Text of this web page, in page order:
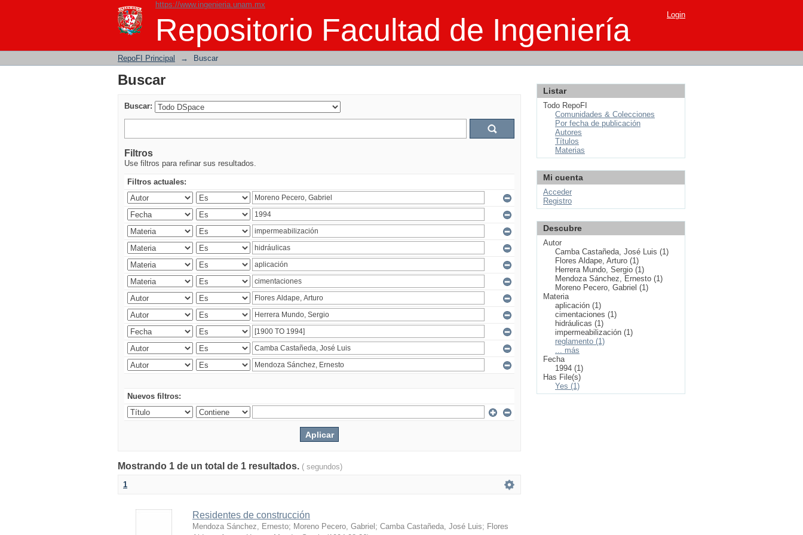
https://www.ingenieria.unam.mx
Repositorio Facultad de Ingeniería
Buscar Login
RepoFI Principal → Buscar
Buscar
Buscar:
Filtros
Use filtros para refinar sus resultados.
Filtros actuales:
Nuevos filtros:
Mostrando 1 de un total de 1 resultados. ( segundos)
1
Residentes de construcción
Mendoza Sánchez, Ernesto; Moreno Pecero, Gabriel ; Camba Castañeda, José Luis; Flores
Listar
Todo RepoFI
Comunidades & Colecciones
Por fecha de publicación
Autores
Títulos
Materias
Mi cuenta
Acceder
Registro
Descubre
Autor
Camba Castañeda, José Luis (1)
Flores Aldape, Arturo (1)
Herrera Mundo, Sergio (1)
Mendoza Sánchez, Ernesto (1)
Moreno Pecero, Gabriel (1)
Materia
aplicación (1)
cimentaciones (1)
hidráulicas (1)
impermeabilización (1)
reglamento (1)
... más
Fecha
1994 (1)
Has File(s)
Yes (1)